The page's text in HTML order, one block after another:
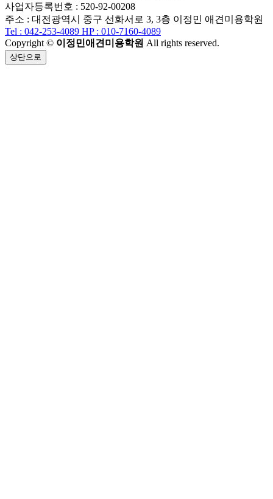
사업자등록번호 : 520-92-00208
주소 : 대전광역시 중구 선화서로 3, 3층 이정민 애견미용학원
Tel : 042-253-4089 HP : 010-7160-4089
Copyright © 이정민애견미용학원 All rights reserved.
상단으로